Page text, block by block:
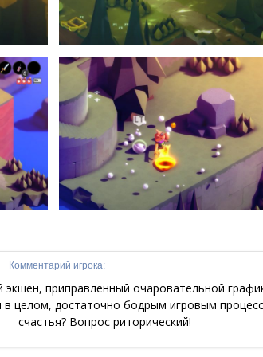
Комментарий игрока:
экшен, приправленный очаровательной
целом, достаточно бодрым игровым
счастья? Вопрос риторический!